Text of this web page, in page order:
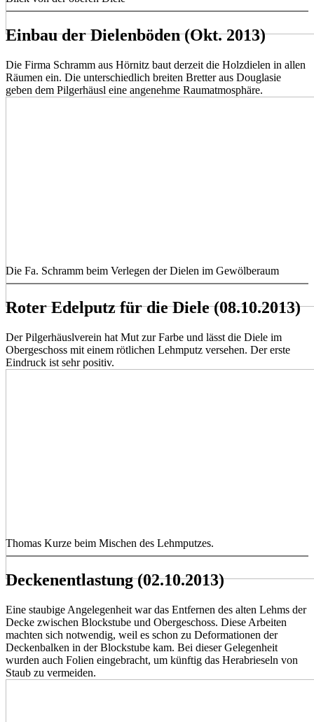
Einbau der Dielenböden (Okt. 2013)
Die Firma Schramm aus Hörnitz baut derzeit die Holzdielen in allen
Räumen ein. Die unterschiedlich breiten Bretter aus Douglasie
geben dem Pilgerhäusl eine angenehme Raumatmosphäre.
Die Fa. Schramm beim Verlegen der Dielen im Gewölberaum
Roter Edelputz für die Diele (08.10.2013)
Der Pilgerhäuslverein hat Mut zur Farbe und lässt die Diele im
Obergeschoss mit einem rötlichen Lehmputz versehen. Der erste
Eindruck ist sehr positiv.
Thomas Kurze beim Mischen des Lehmputzes.
Deckenentlastung (02.10.2013)
Eine staubige Angelegenheit war das Entfernen des alten Lehms der
Decke zwischen Blockstube und Obergeschoss. Diese Arbeiten
machten sich notwendig, weil es schon zu Deformationen der
Deckenbalken in der Blockstube kam. Bei dieser Gelegenheit
wurden auch Folien eingebracht, um künftig das Herabrieseln von
Staub zu vermeiden.